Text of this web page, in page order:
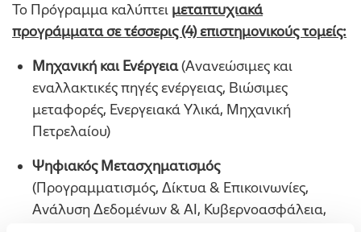
Το Πρόγραμμα καλύπτει μεταπτυχιακά
προγράμματα σε τέσσερις (4) επιστημονικούς τομείς:
Μηχανική και Ενέργεια(Ανανεώσιμες και
εναλλακτικές πηγές ενέργειας, Βιώσιμες
μεταφορές, Ενεργειακά Υλικά, Μηχανική
Πετρελαίου)
Ψηφιακός Μετασχηματισμός
(Προγραμματισμός, Δίκτυα & Επικοινωνίες,
Ανάλυση Δεδομένων & ΑΙ, Κυβερνοασφάλεια,